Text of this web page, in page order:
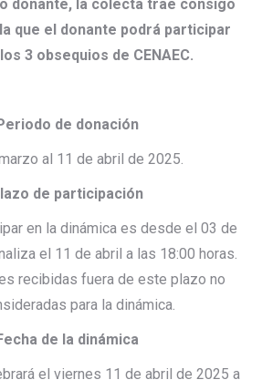
donante, la colecta trae consigo
que el donante podrá participar
3 obsequios de CENAEC.
de donación
al 11 de abril de 2025.
de participación
en la dinámica es desde el 03 de
el 11 de abril a las 18:00 horas.
recibidas fuera de este plazo no
para la dinámica.
de la dinámica
el viernes 11 de abril de 2025 a